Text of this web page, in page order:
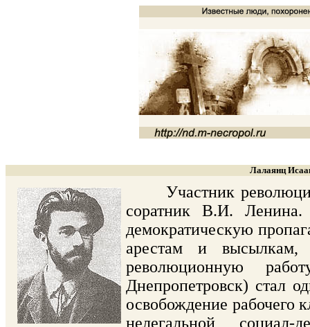
Лалаянц
Участник
соратник В.И.
демократическую
арестам и
революционную
Днепропетровск) стал
освобождение рабочего
нелегальной